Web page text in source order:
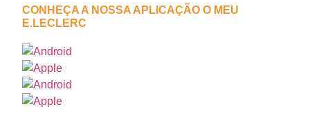
CONHEÇA A NOSSA APLICAÇÃO O MEU
E.LECLERC